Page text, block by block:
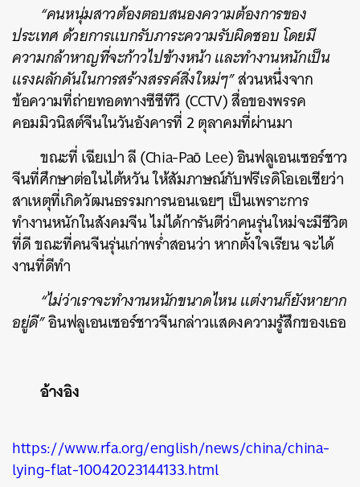
“คนหนุ่มสาวต้องตอบสนองความต้องการของ
ประเทศ ด้วยการแบกรับภาระความรับผิดชอบ โดยมี
ความกล้าหาญที่จะก้าวไปข้างหน้า และทำงานหนักเป็น
แรงผลักดันในการสร้างสรรค์สิ่งใหม่ๆ”ส่วนหนึ่งจาก
ข้อความที่ถ่ายทอดทางซีซีทีวี (CCTV) สื่อของพรรค
คอมมิวนิสต์จีนในวันอังคารที่ 2 ตุลาคมที่ผ่านมา
ขณะที่ เฉียเปา ลี (Chia-Paō Lee) อินฟลูเอนเซอร์ชาว
จีนที่ศึกษาต่อในไต้หวัน ให้สัมภาษณ์กับฟรีเรดิโอเอเชียว่า
สาเหตุที่เกิดวัฒนธรรมการนอนเฉยๆ เป็นเพราะการ
ทำงานหนักในสังคมจีน ไม่ได้การันตีว่าคนรุ่นใหม่จะมีชีวิต
ที่ดี ขณะที่คนจีนรุ่นเก่าพร่ำสอนว่า หากตั้งใจเรียน จะได้
งานที่ดีทำ
“ไม่ว่าเราจะทำงานหนักขนาดไหน แต่งานก็ยังหายาก
อยู่ดี”อินฟลูเอนเซอร์ชาวจีนกล่าวแสดงความรู้สึกของเธอ
อ้างอิง
https://www.rfa.org/english/news/china/china-
lying-flat-10042023144133.html